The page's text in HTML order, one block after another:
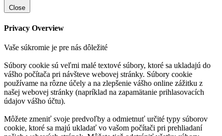
Close
Privacy Overview
Vaše súkromie je pre nás dôležité
Súbory cookie sú veľmi malé textové súbory, ktoré sa ukladajú do
vášho počítača pri návšteve webovej stránky. Súbory cookie
používame na rôzne účely a na zlepšenie vášho online zážitku z
našej webovej stránky (napríklad na zapamätanie prihlasovacích
údajov vášho účtu).
Môžete zmeniť svoje predvoľby a odmietnuť určité typy súborov
cookie, ktoré sa majú ukladať vo vašom počítači pri prehliadaní